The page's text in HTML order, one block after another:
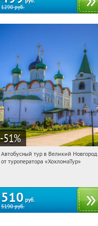
1290руб.
-51%
18:28:00 Купили:2
Автобусный тур в Великий Новгород
от туроператора «ХохломаТур»
510 руб.
5190руб.